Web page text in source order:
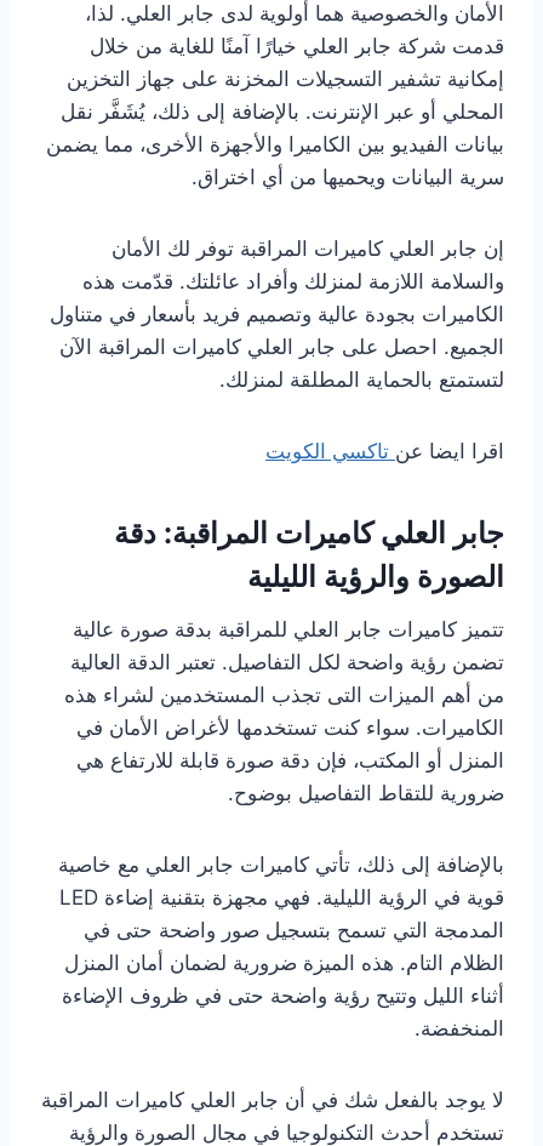
‏الأمان والخصوصية هما أولوية لدى جابر العلي. لذا،
قدمت شركة جابر العلي خيارًا آمنًا للغاية من خلال
إمكانية تشفير التسجيلات المخزنة على جهاز التخزين
المحلي أو عبر الإنترنت. بالإضافة إلى ذلك، يُشَفَّر نقل
بيانات الفيديو بين الكاميرا والأجهزة الأخرى، مما يضمن
سرية البيانات ويحميها من أي اختراق.
إن جابر العلي كاميرات المراقبة توفر لك الأمان
والسلامة اللازمة لمنزلك وأفراد عائلتك. قدّمت هذه
الكاميرات بجودة عالية وتصميم فريد بأسعار في متناول
الجميع. احصل على جابر العلي كاميرات المراقبة الآن
لتستمتع بالحماية المطلقة لمنزلك.
اقرا ايضا عن تاكسي الكويت
جابر العلي كاميرات المراقبة: دقة
الصورة والرؤية الليلية
تتميز كاميرات جابر العلي للمراقبة بدقة صورة عالية
تضمن رؤية واضحة لكل التفاصيل. تعتبر الدقة العالية
من أهم الميزات التى تجذب المستخدمين لشراء هذه
الكاميرات. سواء كنت تستخدمها لأغراض الأمان في
المنزل أو المكتب، فإن دقة صورة قابلة للارتفاع هي
ضرورية للتقاط التفاصيل بوضوح.
بالإضافة إلى ذلك، تأتي كاميرات جابر العلي مع خاصية
قوية في الرؤية الليلية. فهي مجهزة بتقنية إضاءة LED
المدمجة التي تسمح بتسجيل صور واضحة حتى في
الظلام التام. هذه الميزة ضرورية لضمان أمان المنزل
أثناء الليل وتتيح رؤية واضحة حتى في ظروف الإضاءة
المنخفضة.
لا يوجد بالفعل شك في أن جابر العلي كاميرات المراقبة
تستخدم أحدث التكنولوجيا في مجال الصورة والرؤية